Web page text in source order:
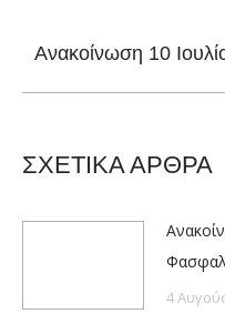
Ανακοίνωση 10
ΣΧΕΤΙΚΑ ΑΡΘΡΑ
4